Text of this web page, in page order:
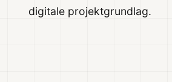
digitale projektgrundlag.